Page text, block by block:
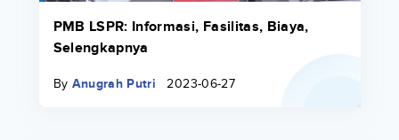
PMB LSPR: Informasi, Fasilitas, Biaya,
Selengkapnya
By Anugrah Putri 2023-06-27